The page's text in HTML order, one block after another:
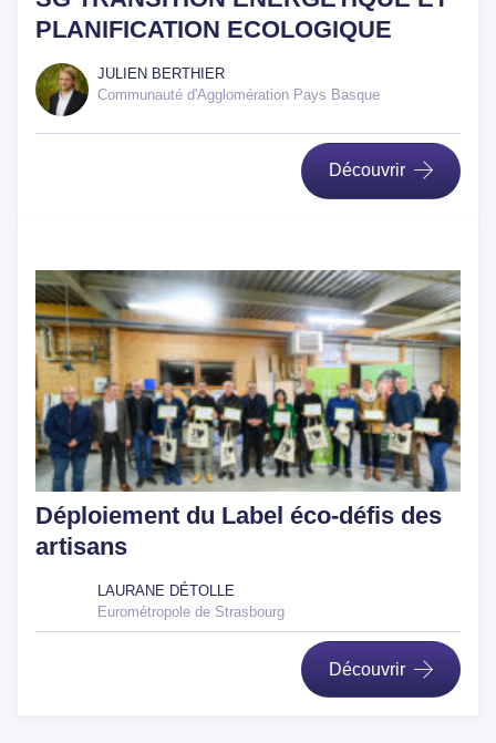
PLANIFICATION ECOLOGIQUE
JULIEN BERTHIER
Communauté d'Agglomération Pays Basque
Découvrir
Déploiement du Label éco-défis des
artisans
LAURANE DÉTOLLE
Eurométropole de Strasbourg
Découvrir